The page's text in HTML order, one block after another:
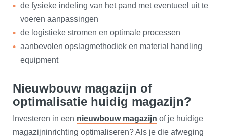
de fysieke indeling van het pand met eventueel uit te
voeren aanpassingen
de logistieke stromen en optimale processen
aanbevolen opslagmethodiek en material handling
equipment
Nieuwbouw magazijn of
optimalisatie huidig magazijn?
Investeren in een nieuwbouw magazijn of je huidige
magazijninrichting optimaliseren? Als je die afweging